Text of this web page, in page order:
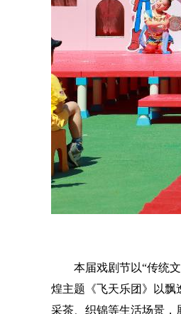
本届戏剧节以“传统
煌主题《飞天乐团》以飘
采茶、织锦等生活场景，